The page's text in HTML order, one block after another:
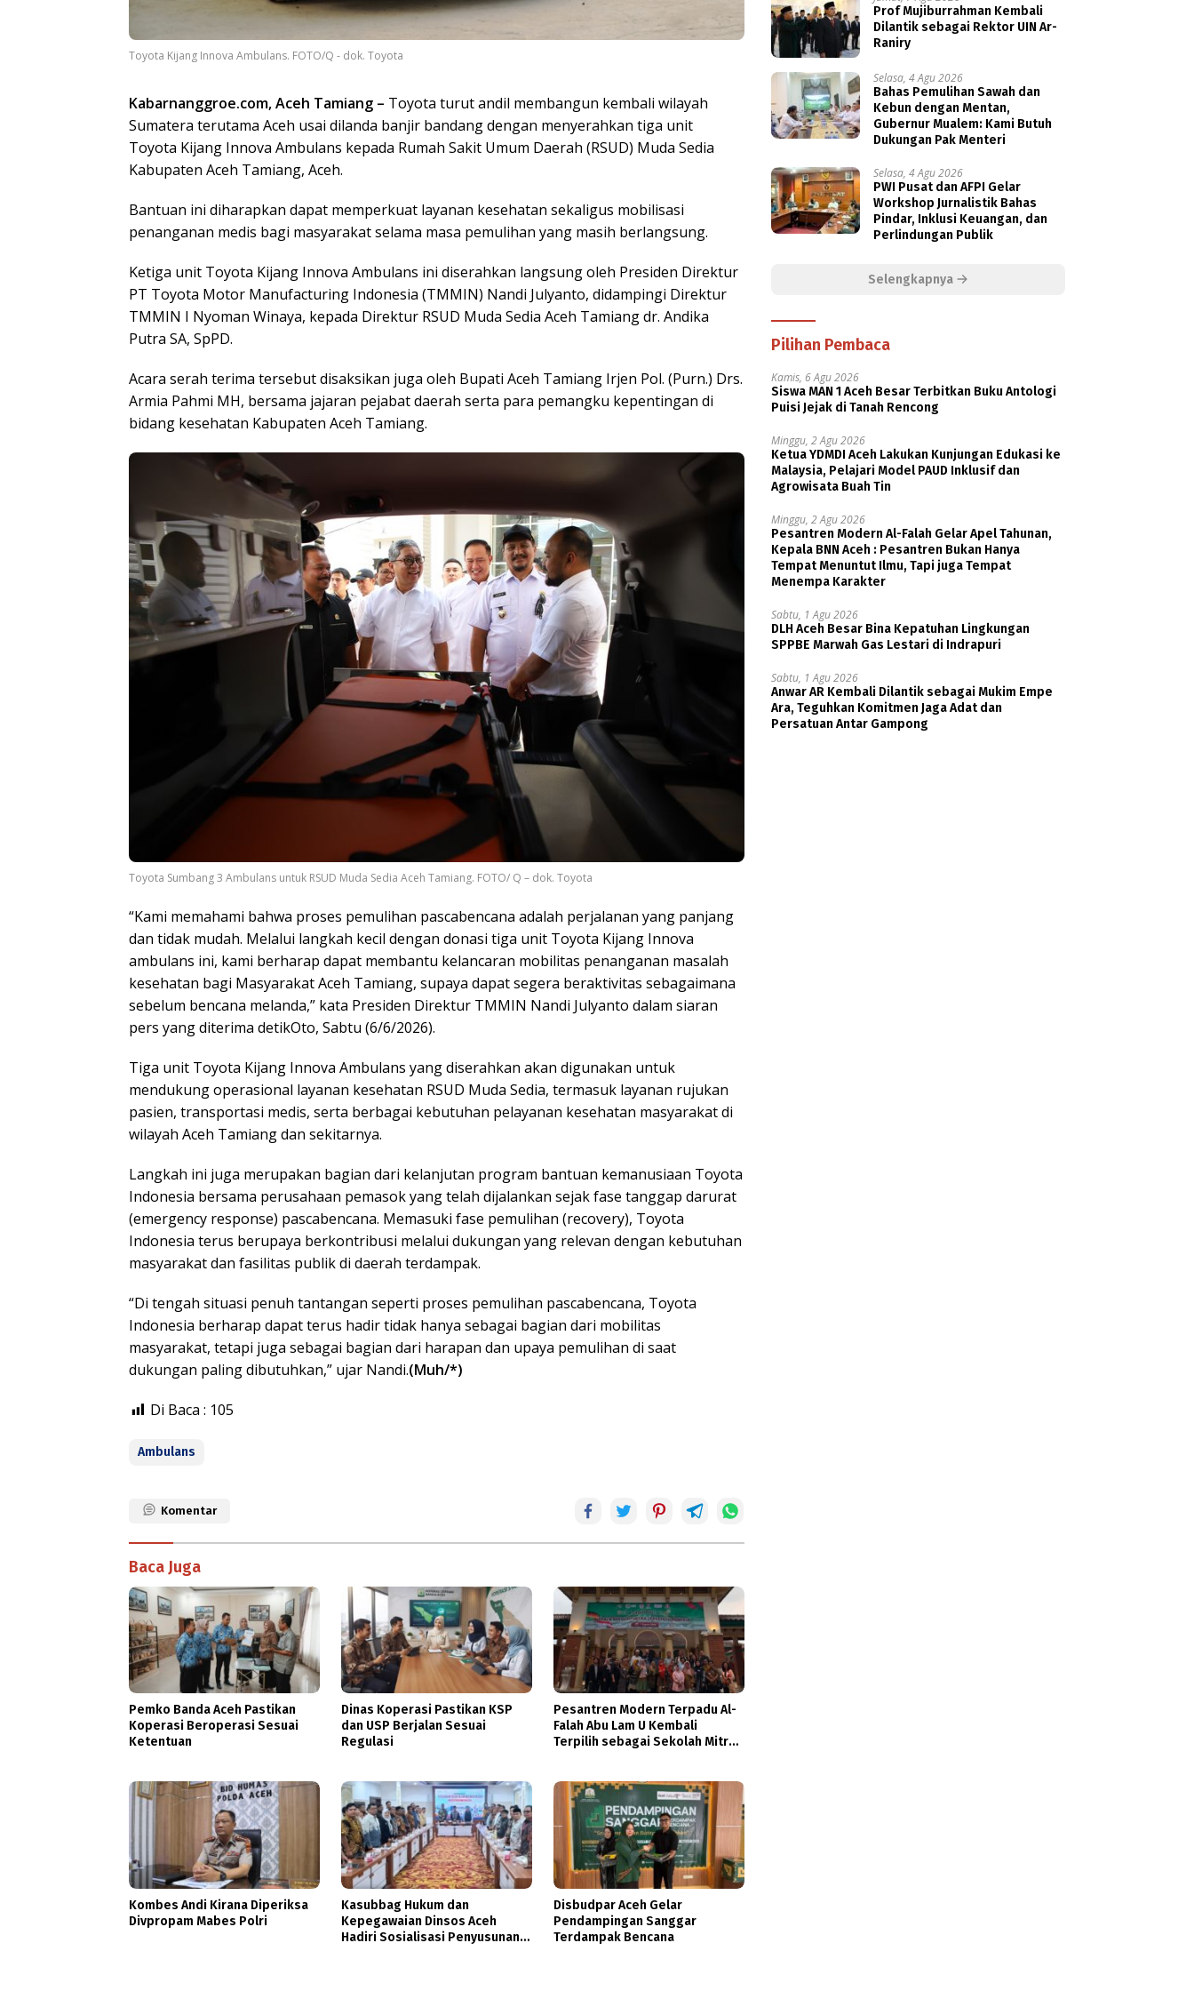
Toyota Kijang Innova Ambulans. FOTO/Q - dok. Toyota
Kabarnanggroe.com, Aceh Tamiang – Toyota turut andil membangun kembali wilayah
Sumatera terutama Aceh usai dilanda banjir bandang dengan menyerahkan tiga unit
Toyota Kijang Innova Ambulans kepada Rumah Sakit Umum Daerah (RSUD) Muda Sedia
Kabupaten Aceh Tamiang, Aceh.
Bantuan ini diharapkan dapat memperkuat layanan kesehatan sekaligus mobilisasi
penanganan medis bagi masyarakat selama masa pemulihan yang masih berlangsung.
Ketiga unit Toyota Kijang Innova Ambulans ini diserahkan langsung oleh Presiden Direktur
PT Toyota Motor Manufacturing Indonesia (TMMIN) Nandi Julyanto, didampingi Direktur
TMMIN I Nyoman Winaya, kepada Direktur RSUD Muda Sedia Aceh Tamiang dr. Andika
Putra SA, SpPD.
Acara serah terima tersebut disaksikan juga oleh Bupati Aceh Tamiang Irjen Pol. (Purn.) Drs.
Armia Pahmi MH, bersama jajaran pejabat daerah serta para pemangku kepentingan di
bidang kesehatan Kabupaten Aceh Tamiang.
Toyota Sumbang 3 Ambulans untuk RSUD Muda Sedia Aceh Tamiang. FOTO/ Q – dok. Toyota
“Kami memahami bahwa proses pemulihan pascabencana adalah perjalanan yang panjang
dan tidak mudah. Melalui langkah kecil dengan donasi tiga unit Toyota Kijang Innova
ambulans ini, kami berharap dapat membantu kelancaran mobilitas penanganan masalah
kesehatan bagi Masyarakat Aceh Tamiang, supaya dapat segera beraktivitas sebagaimana
sebelum bencana melanda,” kata Presiden Direktur TMMIN Nandi Julyanto dalam siaran
pers yang diterima detikOto, Sabtu (6/6/2026).
Tiga unit Toyota Kijang Innova Ambulans yang diserahkan akan digunakan untuk
mendukung operasional layanan kesehatan RSUD Muda Sedia, termasuk layanan rujukan
pasien, transportasi medis, serta berbagai kebutuhan pelayanan kesehatan masyarakat di
wilayah Aceh Tamiang dan sekitarnya.
Langkah ini juga merupakan bagian dari kelanjutan program bantuan kemanusiaan Toyota
Indonesia bersama perusahaan pemasok yang telah dijalankan sejak fase tanggap darurat
(emergency response) pascabencana. Memasuki fase pemulihan (recovery), Toyota
Indonesia terus berupaya berkontribusi melalui dukungan yang relevan dengan kebutuhan
masyarakat dan fasilitas publik di daerah terdampak.
“Di tengah situasi penuh tantangan seperti proses pemulihan pascabencana, Toyota
Indonesia berharap dapat terus hadir tidak hanya sebagai bagian dari mobilitas
masyarakat, tetapi juga sebagai bagian dari harapan dan upaya pemulihan di saat
dukungan paling dibutuhkan,” ujar Nandi.(Muh/*)
Di Baca : 105
Ambulans
Komentar
Baca Juga
Pemko Banda Aceh Pastikan
Koperasi Beroperasi Sesuai
Ketentuan
Dinas Koperasi Pastikan KSP
dan USP Berjalan Sesuai
Regulasi
Pesantren Modern Terpadu Al-
Falah Abu Lam U Kembali
Terpilih sebagai Sekolah Mitra
Kombes Andi Kirana Diperiksa
Divpropam Mabes Polri
Kasubbag Hukum dan
Kepegawaian Dinsos Aceh
Hadiri Sosialisasi Penyusunan
Disbudpar Aceh Gelar
Pendampingan Sanggar
Terdampak Bencana
Prof Mujiburrahman Kembali
Dilantik sebagai Rektor UIN Ar-
Raniry
Selasa, 4 Agu 2026
Bahas Pemulihan Sawah dan
Kebun dengan Mentan,
Gubernur Mualem: Kami Butuh
Dukungan Pak Menteri
Selasa, 4 Agu 2026
PWI Pusat dan AFPI Gelar
Workshop Jurnalistik Bahas
Pindar, Inklusi Keuangan, dan
Perlindungan Publik
Selengkapnya
Pilihan Pembaca
Kamis, 6 Agu 2026
Siswa MAN 1 Aceh Besar Terbitkan Buku Antologi
Puisi Jejak di Tanah Rencong
Minggu, 2 Agu 2026
Ketua YDMDI Aceh Lakukan Kunjungan Edukasi ke
Malaysia, Pelajari Model PAUD Inklusif dan
Agrowisata Buah Tin
Minggu, 2 Agu 2026
Pesantren Modern Al-Falah Gelar Apel Tahunan,
Kepala BNN Aceh : Pesantren Bukan Hanya
Tempat Menuntut Ilmu, Tapi juga Tempat
Menempa Karakter
Sabtu, 1 Agu 2026
DLH Aceh Besar Bina Kepatuhan Lingkungan
SPPBE Marwah Gas Lestari di Indrapuri
Sabtu, 1 Agu 2026
Anwar AR Kembali Dilantik sebagai Mukim Empe
Ara, Teguhkan Komitmen Jaga Adat dan
Persatuan Antar Gampong